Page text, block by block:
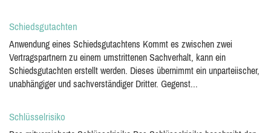
Schiedsgutachten
Anwendung eines Schiedsgutachtens Kommt es zwischen zwei
Vertragspartnern zu einem umstrittenen Sachverhalt, kann ein
Schiedsgutachten erstellt werden. Dieses übernimmt ein unparteiischer,
unabhängiger und sachverständiger Dritter. Gegenst...
Schlüsselrisiko